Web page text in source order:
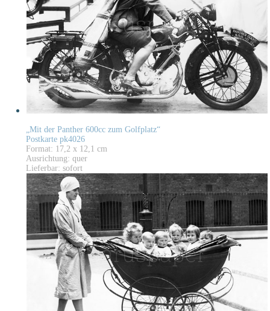
„Mit der Panther 600cc zum Golfplatz“
Postkarte pk4026
Format: 17,2 x 12,1 cm
Ausrichtung: quer
Lieferbar: sofort